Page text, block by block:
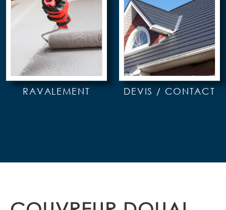
RAVALEMENT DEVIS / CONTACT